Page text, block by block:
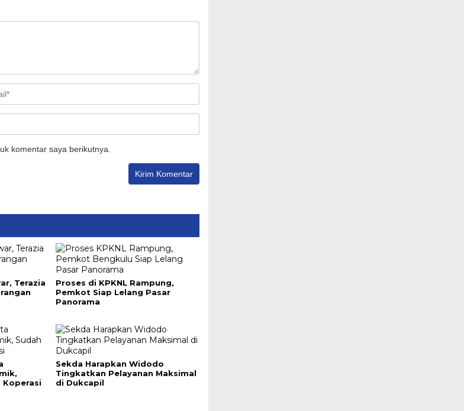
komentar saya berikutnya.
Terazia
Proses di KPKNL Rampung,
Pemkot Siap Lelang Pasar
Panorama
Koperasi
Sekda Harapkan Widodo
Tingkatkan Pelayanan Maksimal
di Dukcapil